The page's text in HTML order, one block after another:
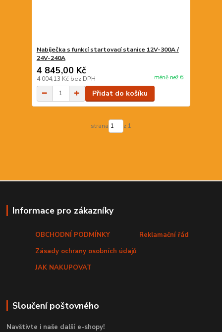
Nabíječka s funkcí startovací stanice 12V-300A /
24V-240A
4 845,00 Kč
4 004,13 Kč bez DPH méně než 6
Přidat do košíku
strana z 1
Informace pro zákazníky
OBCHODNÍ PODMÍNKY
Reklamační řád
Zásady ochrany osobních údajů
JAK NAKUPOVAT
Sloučení poštovného
Navštivte i naše další e-shopy!